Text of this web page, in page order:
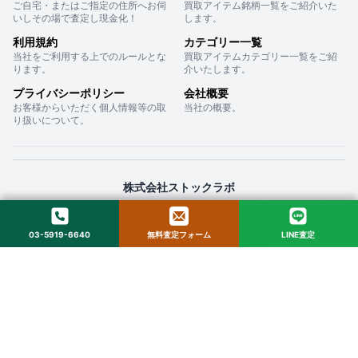
ご自宅・またはご指定の住所へお伺
いしその場で査定し現金化！
買取アイテム銘柄一覧をご紹介いた
します。
利用規約
当社をご利用する上でのルールとな
ります。
カテゴリー一覧
買取アイテムカテゴリー一覧をご紹
介いたします。
プライバシーポリシー
お客様からいただく個人情報等の取
り扱いについて。
会社概要
当社の概要。
株式会社ストックラボ
〒160-0022 東京都新宿区新宿２丁目１２−１６ セントフォービル ２０３
© 2025 StockLab. All Rights Reserved.
03-5919-6640 無料査定フォーム LINE査定